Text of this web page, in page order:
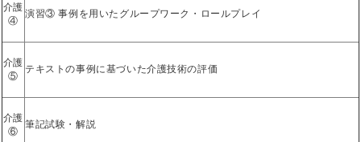
介護
④
演習③ 事例を用いたグループワーク・ロールプレイ
介護
⑤
テキストの事例に基づいた介護技術の評価
介護
⑥
筆記試験・解説